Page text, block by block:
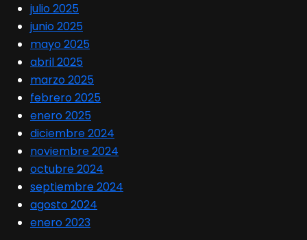
julio 2025
junio 2025
mayo 2025
abril 2025
marzo 2025
febrero 2025
enero 2025
diciembre 2024
noviembre 2024
octubre 2024
septiembre 2024
agosto 2024
enero 2023